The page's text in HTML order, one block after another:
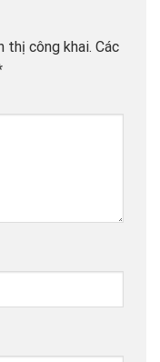
thị công khai. Các